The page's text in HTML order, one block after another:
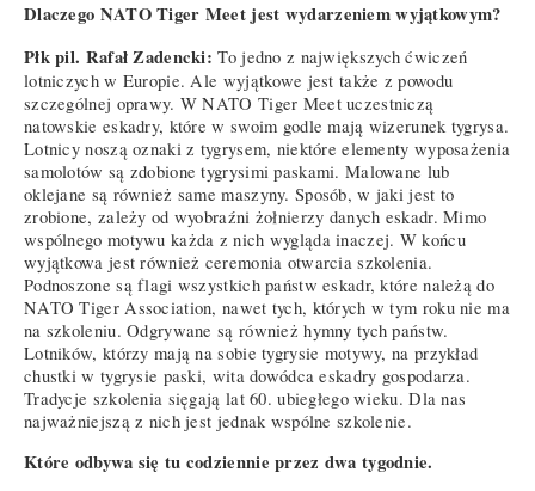
Dlaczego NATO Tiger Meet jest wydarzeniem wyjątkowym?
Płk pil. Rafał Zadencki: To jedno z największych ćwiczeń
lotniczych w Europie. Ale wyjątkowe jest także z powodu
szczególnej oprawy. W NATO Tiger Meet uczestniczą
natowskie eskadry, które w swoim godle mają wizerunek tygrysa.
Lotnicy noszą oznaki z tygrysem, niektóre elementy wyposażenia
samolotów są zdobione tygrysimi paskami. Malowane lub
oklejane są również same maszyny. Sposób, w jaki jest to
zrobione, zależy od wyobraźni żołnierzy danych eskadr. Mimo
wspólnego motywu każda z nich wygląda inaczej. W końcu
wyjątkowa jest również ceremonia otwarcia szkolenia.
Podnoszone są flagi wszystkich państw eskadr, które należą do
NATO Tiger Association, nawet tych, których w tym roku nie ma
na szkoleniu. Odgrywane są również hymny tych państw.
Lotników, którzy mają na sobie tygrysie motywy, na przykład
chustki w tygrysie paski, wita dowódca eskadry gospodarza.
Tradycje szkolenia sięgają lat 60. ubiegłego wieku. Dla nas
najważniejszą z nich jest jednak wspólne szkolenie.
Które odbywa się tu codziennie przez dwa tygodnie.